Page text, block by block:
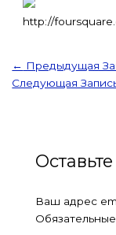
http://
← Предыдущая
Следующая
Ваш адрес